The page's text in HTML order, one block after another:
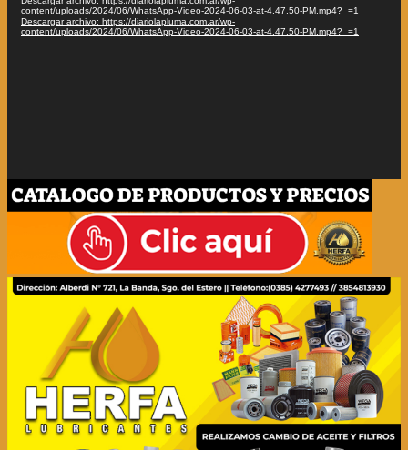
content/uploads/2024/06/WhatsApp-Video-2024-06-03-at-4.47.50-PM.mp4?_=1
Descargar archivo: https://diariolapluma.com.ar/wp-
content/uploads/2024/06/WhatsApp-Video-2024-06-03-at-4.47.50-PM.mp4?_=1